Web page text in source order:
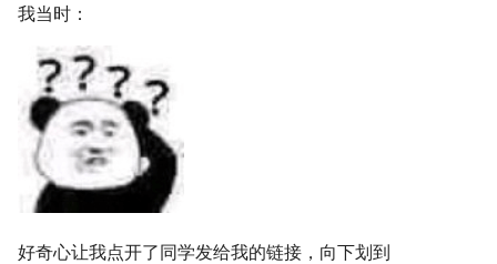
我当时：
好奇心让我点开了同学发给我的链接，向下划到